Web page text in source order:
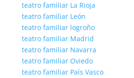
teatro familiar La Rioja
teatro familiar León
teatro familiar logroño
teatro familiar Madrid
teatro familiar Navarra
teatro familiar Oviedo
teatro familiar País Vasco